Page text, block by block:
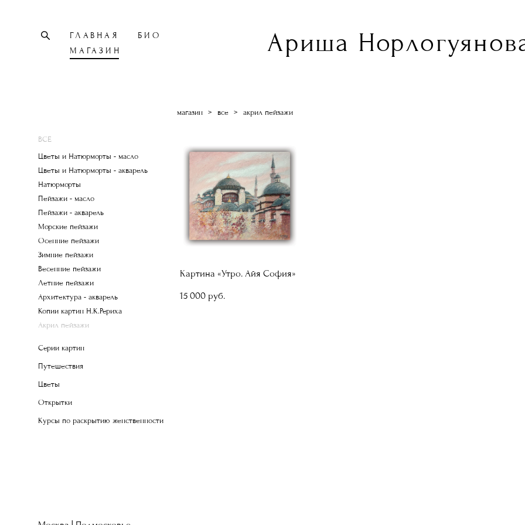
ГЛАВНАЯ
БИО
МАГАЗИН
Ариша
ВСЕ
Цветы и Натюрморты - масло
Цветы и Натюрморты - акварель
Натюрморты
Пейзажи - масло
Пейзажи - акварель
Морские пейзажи
Осенние пейзажи
Зимние пейзажи
Весенние пейзажи
Летние пейзажи
Архитектура - акварель
Копии картин Н.К.Рериха
Акрил пейзажи
Серии картин
Путешествия
Цветы
Открытки
Курсы по раскрытию женственности
магазин > все > акрил пейзажи
Картина «Утро. Айя София»
15 000 pуб.